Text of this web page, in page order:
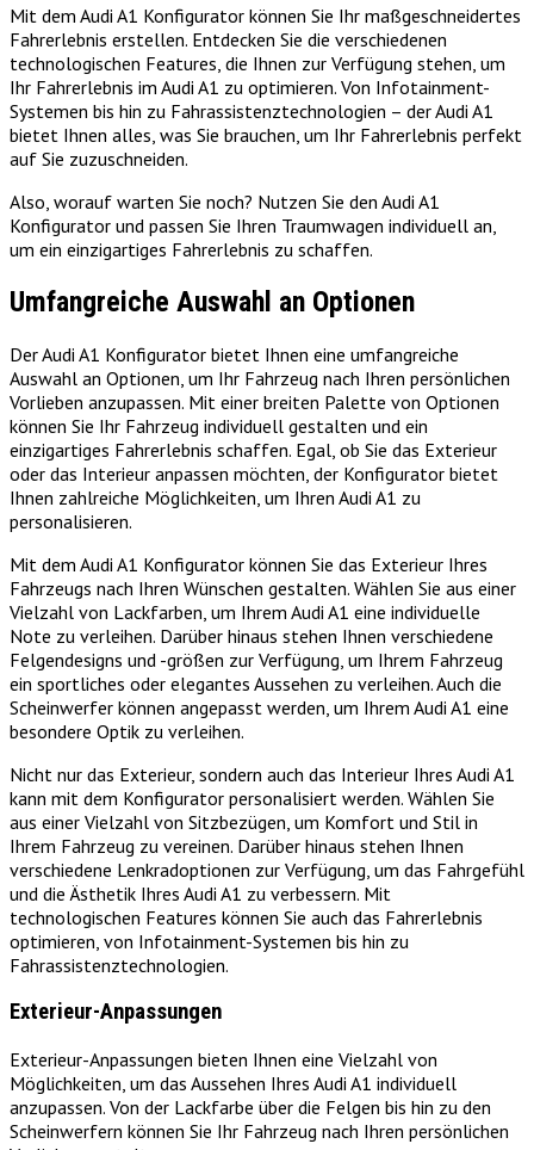
Mit dem Audi A1 Konfigurator können Sie Ihr maßgeschneidertes
Fahrerlebnis erstellen. Entdecken Sie die verschiedenen
technologischen Features, die Ihnen zur Verfügung stehen, um
Ihr Fahrerlebnis im Audi A1 zu optimieren. Von Infotainment-
Systemen bis hin zu Fahrassistenztechnologien – der Audi A1
bietet Ihnen alles, was Sie brauchen, um Ihr Fahrerlebnis perfekt
auf Sie zuzuschneiden.
Also, worauf warten Sie noch? Nutzen Sie den Audi A1
Konfigurator und passen Sie Ihren Traumwagen individuell an,
um ein einzigartiges Fahrerlebnis zu schaffen.
Umfangreiche Auswahl an Optionen
Der Audi A1 Konfigurator bietet Ihnen eine umfangreiche
Auswahl an Optionen, um Ihr Fahrzeug nach Ihren persönlichen
Vorlieben anzupassen. Mit einer breiten Palette von Optionen
können Sie Ihr Fahrzeug individuell gestalten und ein
einzigartiges Fahrerlebnis schaffen. Egal, ob Sie das Exterieur
oder das Interieur anpassen möchten, der Konfigurator bietet
Ihnen zahlreiche Möglichkeiten, um Ihren Audi A1 zu
personalisieren.
Mit dem Audi A1 Konfigurator können Sie das Exterieur Ihres
Fahrzeugs nach Ihren Wünschen gestalten. Wählen Sie aus einer
Vielzahl von Lackfarben, um Ihrem Audi A1 eine individuelle
Note zu verleihen. Darüber hinaus stehen Ihnen verschiedene
Felgendesigns und -größen zur Verfügung, um Ihrem Fahrzeug
ein sportliches oder elegantes Aussehen zu verleihen. Auch die
Scheinwerfer können angepasst werden, um Ihrem Audi A1 eine
besondere Optik zu verleihen.
Nicht nur das Exterieur, sondern auch das Interieur Ihres Audi A1
kann mit dem Konfigurator personalisiert werden. Wählen Sie
aus einer Vielzahl von Sitzbezügen, um Komfort und Stil in
Ihrem Fahrzeug zu vereinen. Darüber hinaus stehen Ihnen
verschiedene Lenkradoptionen zur Verfügung, um das Fahrgefühl
und die Ästhetik Ihres Audi A1 zu verbessern. Mit
technologischen Features können Sie auch das Fahrerlebnis
optimieren, von Infotainment-Systemen bis hin zu
Fahrassistenztechnologien.
Exterieur-Anpassungen
Exterieur-Anpassungen bieten Ihnen eine Vielzahl von
Möglichkeiten, um das Aussehen Ihres Audi A1 individuell
anzupassen. Von der Lackfarbe über die Felgen bis hin zu den
Scheinwerfern können Sie Ihr Fahrzeug nach Ihren persönlichen